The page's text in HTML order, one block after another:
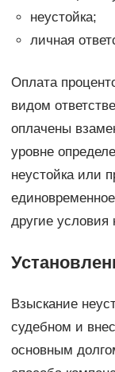
неустойка;
личная
Оплата
видом
оплачены
уровне
неустойка или
другие условия
Взыскание
судебном и
основным